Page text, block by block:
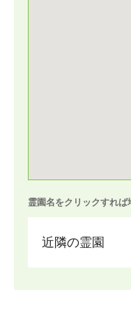
霊園名をクリックすれば
近隣の霊園